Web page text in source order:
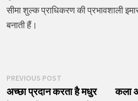
सीमा शुल्क प्राधिकरण की प्रभावशाली
बनाती हैं।
पोस्ट
PREVIOUS POSTPrevious
post:
अच्छा प्रदान करता है मधुर
कला